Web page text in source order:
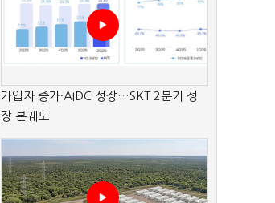
가입자 증가·AIDC 성장…SKT 2분기 성
장 본궤도